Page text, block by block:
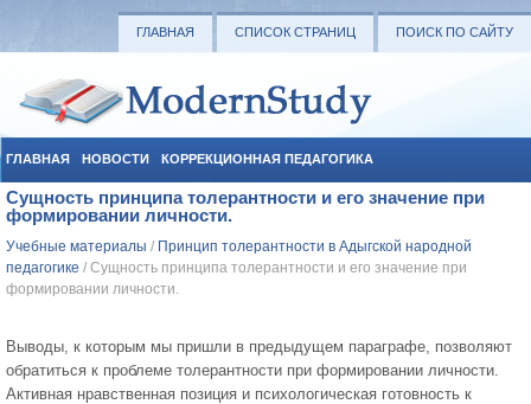
ГЛАВНАЯ СПИСОК СТРАНИЦ ПОИСК ПО САЙТУ
ГЛАВНАЯ НОВОСТИ КОРРЕКЦИОННАЯ ПЕДАГОГИКА
СОЦИАЛЬНАЯ ПЕДАГОГИКА УЧЕБНЫЕ МАТЕРИАЛЫ
Сущность принципа толерантности и его значение при
формировании личности.
Учебные материалы / Принцип толерантности в Адыгской народной
педагогике / Сущность принципа толерантности и его значение при
формировании личности.
Выводы, к которым мы пришли в предыдущем параграфе, позволяют
обратиться к проблеме толерантности при формировании личности.
Активная нравственная позиция и психологическая готовность к